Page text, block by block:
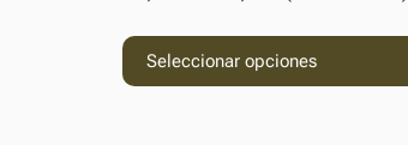
Seleccionar opciones